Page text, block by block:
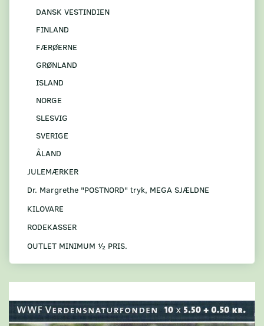
DANSK VESTINDIEN
FINLAND
FÆRØERNE
GRØNLAND
ISLAND
NORGE
SLESVIG
SVERIGE
ÅLAND
JULEMÆRKER
Dr. Margrethe "POSTNORD" tryk, MEGA SJÆLDNE
KILOVARE
RODEKASSER
OUTLET MINIMUM ½ PRIS.